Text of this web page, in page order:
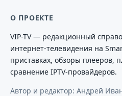
О ПРОЕКТЕ
VIP-TV — редакционный
интернет-телевидения на
приставках, обзоры плееров,
сравнение IPTV-провайдеров.
Автор и редактор: Андрей